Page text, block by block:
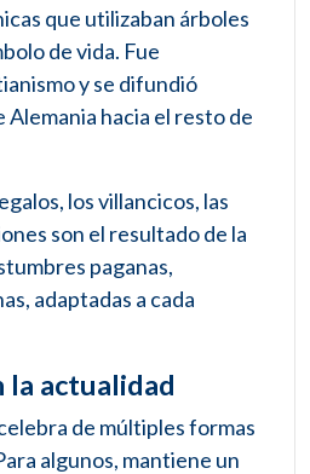
que utilizaban árboles
de vida. Fue
y se difundió
Alemania hacia el resto de
los villancicos, las
son el resultado de la
paganas,
adaptadas a cada
la actualidad
de múltiples formas
algunos, mantiene un